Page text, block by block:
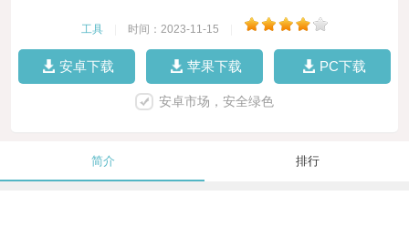
工具 时间：2023-11-15
安卓下载 苹果下载 PC下载
安卓市场，安全绿色
简介 排行